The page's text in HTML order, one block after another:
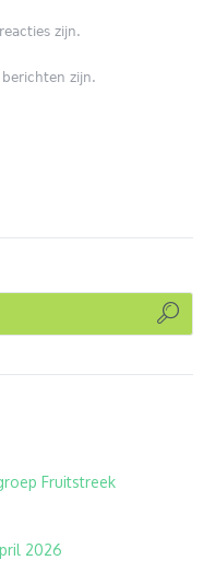
zijn.
zijn.
Fruitstreek
2026